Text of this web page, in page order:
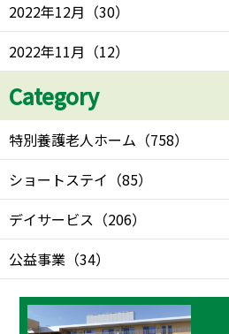
2022年12月 （30）
2022年11月 （12）
Category
特別養護老人ホーム （758）
ショートステイ （85）
デイサービス （206）
公益事業 （34）